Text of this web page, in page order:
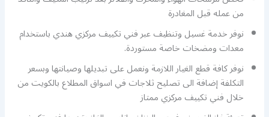
من عمله قبل المغادرة
نوفر خدمة غسيل وتنظيف عبر فني تكييف مركزي هندي باستخدام
معدات ومضخات خاصة مستوردة.
نوفر كافة قطع الغيار اللازمة ونعمل على تبديلها وصيانتها وبسعر
التكلفة إضافة الى تصليح ثلاجات في اسواق المطلاع بالكويت من
خلال فني تكييف مركزي ممتاز